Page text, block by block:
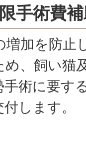
手術費
加を防止
、飼い猫
術に要す
します。